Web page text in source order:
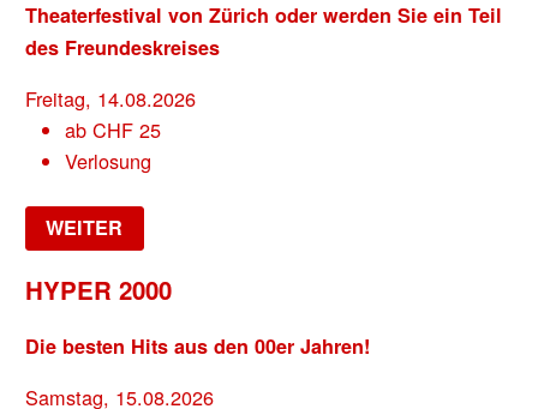
Theaterfestival von Zürich oder werden Sie ein Teil
des Freundeskreises
Freitag, 14.08.2026
ab CHF25
Verlosung
WEITER
HYPER 2000
Die besten Hits aus den 00er Jahren!
Samstag, 15.08.2026